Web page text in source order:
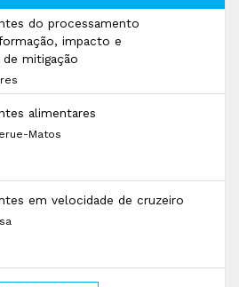
do processamento
impacto e
mitigação
alimentares
Matos
em velocidade de cruzeiro